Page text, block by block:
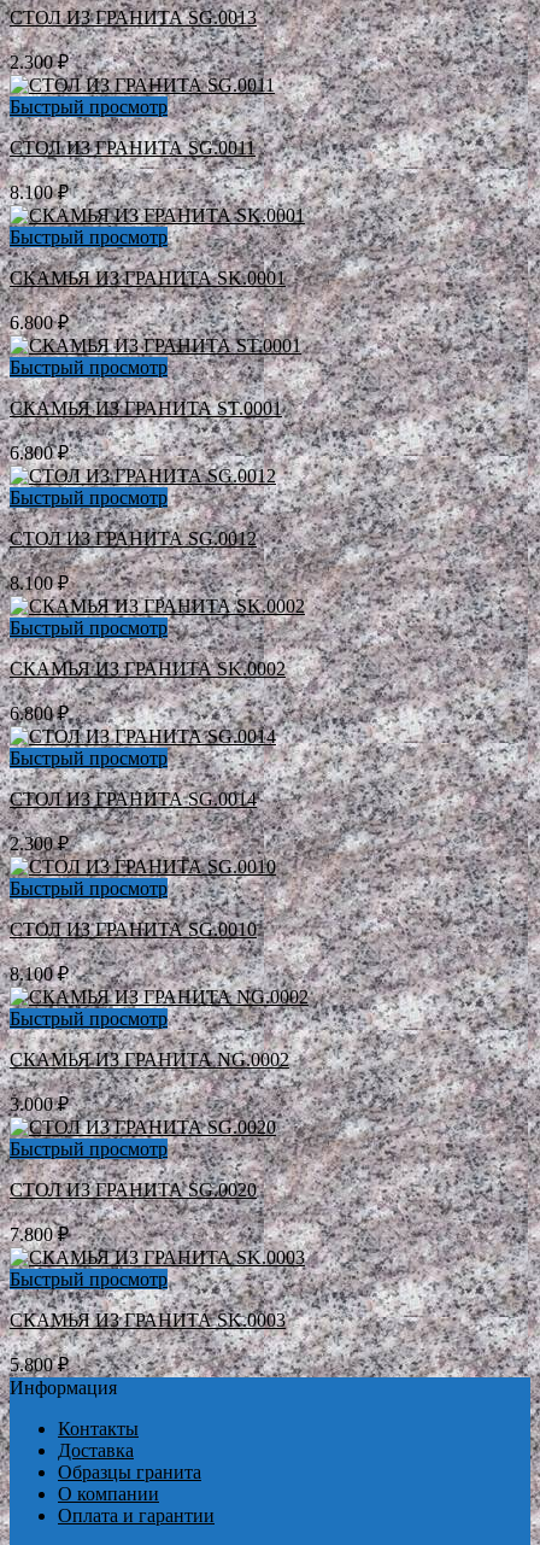
СТОЛ ИЗ ГРАНИТА SG.0013
2.300₽
Быстрый просмотр
СТОЛ ИЗ ГРАНИТА SG.0011
8.100₽
Быстрый просмотр
СКАМЬЯ ИЗ ГРАНИТА SK.0001
6.800₽
Быстрый просмотр
СКАМЬЯ ИЗ ГРАНИТА ST.0001
6.800₽
Быстрый просмотр
СТОЛ ИЗ ГРАНИТА SG.0012
8.100₽
Быстрый просмотр
СКАМЬЯ ИЗ ГРАНИТА SK.0002
6.800₽
Быстрый просмотр
СТОЛ ИЗ ГРАНИТА SG.0014
2.300₽
Быстрый просмотр
СТОЛ ИЗ ГРАНИТА SG.0010
8.100₽
Быстрый просмотр
СКАМЬЯ ИЗ ГРАНИТА NG.0002
3.000₽
Быстрый просмотр
СТОЛ ИЗ ГРАНИТА SG.0020
7.800₽
Быстрый просмотр
СКАМЬЯ ИЗ ГРАНИТА SK.0003
5.800₽
Информация
Контакты
Доставка
Образцы гранита
О компании
Оплата и гарантии